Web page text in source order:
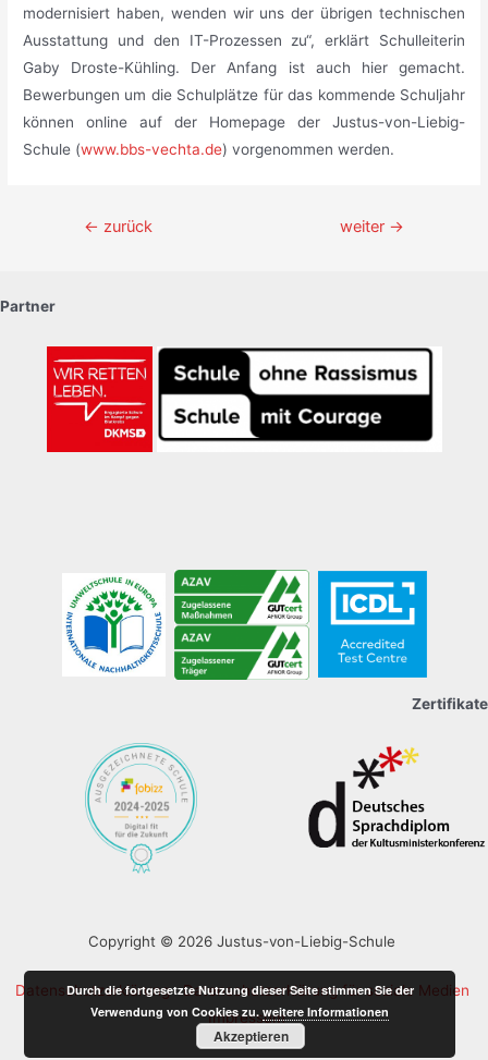
modernisiert haben, wenden wir uns der übrigen technischen
Ausstattung und den IT-Prozessen zu“, erklärt Schulleiterin
Gaby Droste-Kühling. Der Anfang ist auch hier gemacht.
Bewerbungen um die Schulplätze für das kommende Schuljahr
können online auf der Homepage der Justus-von-Liebig-
Schule (www.bbs-vechta.de) vorgenommen werden.
Beitragsnavigation
← zurück weiter →
Partner
Zertifikate
Copyright © 2026 Justus-von-Liebig-Schule
Datenschutzerklärung
Datenschutzerklärung für soziale Medien
Impressum
Durch die fortgesetzte Nutzung dieser Seite stimmen Sie der
Verwendung von Cookies zu.weitere Informationen
Akzeptieren